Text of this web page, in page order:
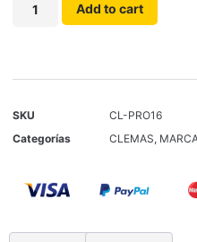
Add to cart
SKU
CL-PRO16
Categorías
CLEMAS,